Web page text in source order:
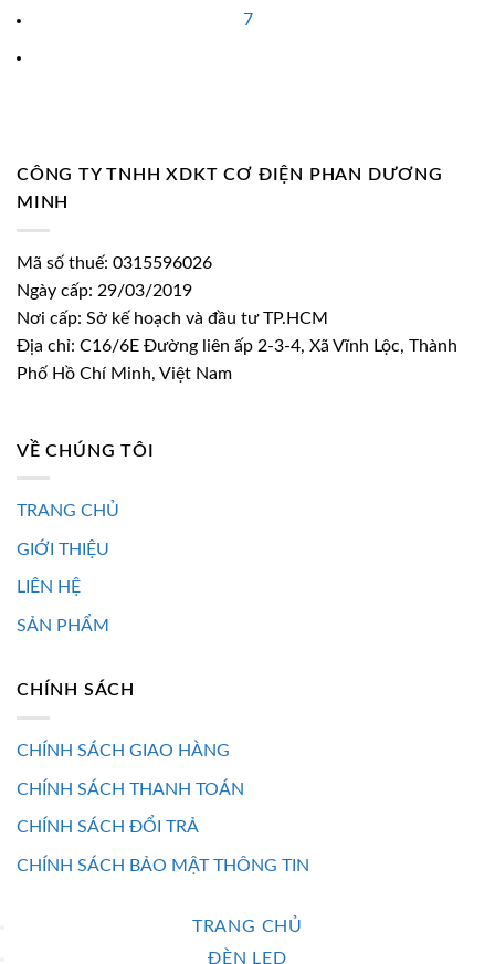
7
CÔNG TY TNHH XDKT CƠ ĐIỆN PHAN DƯƠNG
MINH
Mã số thuế: 0315596026
Ngày cấp: 29/03/2019
Nơi cấp: Sở kế hoạch và đầu tư TP.HCM
Địa chỉ: C16/6E Đường liên ấp 2-3-4, Xã Vĩnh Lộc, Thành
Phố Hồ Chí Minh, Việt Nam
VỀ CHÚNG TÔI
TRANG CHỦ
GIỚI THIỆU
LIÊN HỆ
SẢN PHẨM
CHÍNH SÁCH
CHÍNH SÁCH GIAO HÀNG
CHÍNH SÁCH THANH TOÁN
CHÍNH SÁCH ĐỔI TRẢ
CHÍNH SÁCH BẢO MẬT THÔNG TIN
TRANG CHỦ
ĐÈN LED